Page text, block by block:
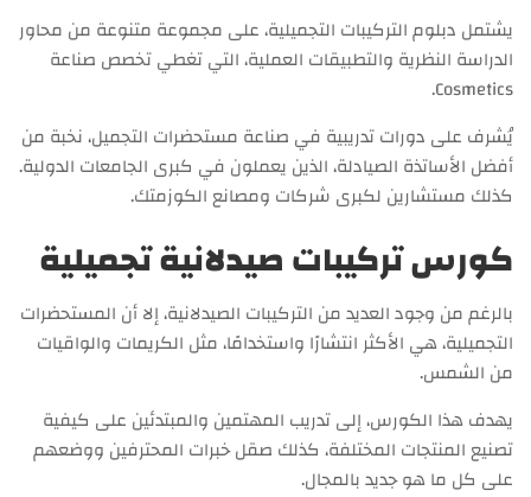
يشتمل دبلوم التركيبات التجميلية، على مجموعة متنوعة من محاور
الدراسة النظرية والتطبيقات العملية، التي تغطي تخصص صناعة
Cosmetics.
يُشرف على دورات تدريبية في صناعة مستحضرات التجميل، نخبة من
أفضل الأساتذة الصيادلة، الذين يعملون في كبرى الجامعات الدولية.
كذلك مستشارين لكبرى شركات ومصانع الكوزمتك.
كورس تركيبات صيدلانية تجميلية
بالرغم من وجود العديد من التركيبات الصيدلانية، إلا أن المستحضرات
التجميلية، هي الأكثر انتشارًا واستخدامًا، مثل الكريمات والواقيات
من الشمس.
يهدف هذا الكورس، إلى تدريب المهتمين والمبتدئين على كيفية
تصنيع المنتجات المختلفة، كذلك صقل خبرات المحترفين ووضعهم
على كل ما هو جديد بالمجال.